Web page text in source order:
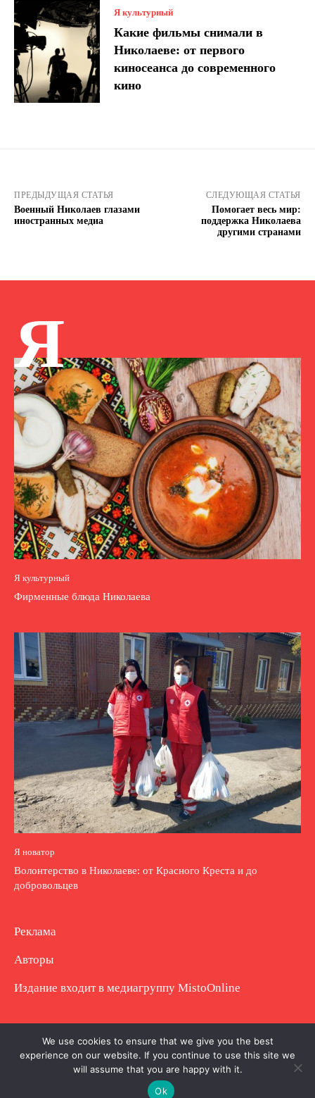
Я культурный
Какие фильмы снимали в
Николаеве: от первого
киносеанса до современного
кино
ПРЕДЫДУЩАЯ СТАТЬЯ
Военный Николаев глазами
иностранных медиа
СЛЕДУЮЩАЯ СТАТЬЯ
Помогает весь мир:
поддержка Николаева
другими странами
Я
Я культурный
Фирменные блюда Николаева
Я новатор
Волонтерство в Николаеве: от Красного Креста и до
добровольцев
Реклама
Авторы
Издание входит в медиагруппу MistoOnline
Copyright © Полное использование материала
запрещено. Частично разрешено с гиперссылкой.
We use cookies to ensure that we give you the best
experience on our website. If you continue to use this site we
will assume that you are happy with it.
Ok